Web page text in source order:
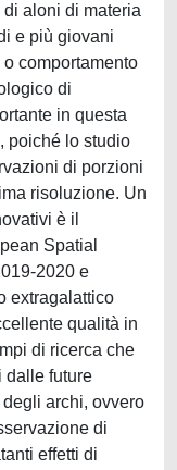
aloni di materia
e più giovani
comportamento
di
in questa
poiché lo studio
di porzioni
risoluzione. Un
è il
Spatial
2020 e
extragalattico
qualità in
di ricerca che
dalle future
archi, ovvero
di
effetti di